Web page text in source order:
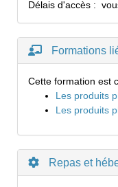
Délais d'accès :
Formations
Cette formation est
Les produits
Les produits
Repas et